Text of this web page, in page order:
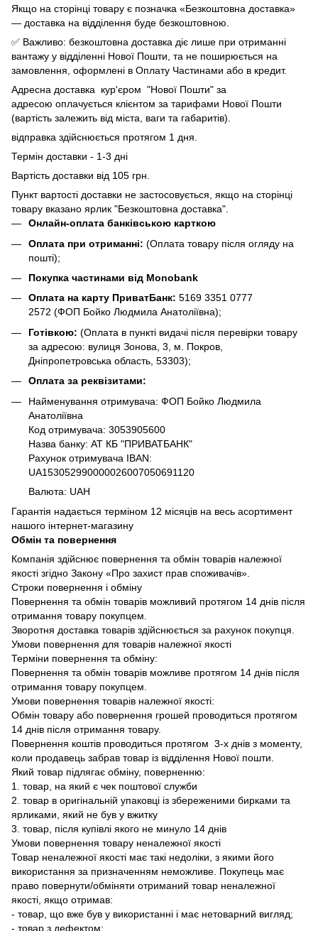
Якщо на сторінці товару є позначка «Безкоштовна доставка»
— доставка на відділення буде безкоштовною.
✅ Важливо: безкоштовна доставка діє лише при отриманні
вантажу у відділенні Нової Пошти, та не поширюється на
замовлення, оформлені в Оплату Частинами або в кредит.
Адресна доставка кур'єром "Нової Пошти" за
адресою оплачується клієнтом за тарифами Нової Пошти
(вартість залежить від міста, ваги та габаритів).
відправка здійснюється протягом 1 дня.
Термін доставки - 1-3 дні
Вартість доставки від 105 грн.
Пункт вартості доставки не застосовується, якщо на сторінці
товару вказано ярлик "Безкоштовна доставка".
Онлайн-оплата банківською карткою
Оплата при отриманні: (Оплата товару після огляду на
пошті);
Покупка частинами від Monobank
Оплата на карту ПриватБанк: 5169 3351 0777
2572 (ФОП Бойко Людмила Анатоліївна);
Готівкою: (Оплата в пункті видачі після перевірки товару
за адресою: вулиця Зонова, 3, м. Покров,
Дніпропетровська область, 53303);
Оплата за реквізитами:
Найменування отримувача: ФОП Бойко Людмила
Анатоліївна
Код отримувача: 3053905600
Назва банку: АТ КБ "ПРИВАТБАНК"
Рахунок отримувача IBAN:
UA153052990000026007050691120
Валюта: UAH
Гарантія надається терміном 12 місяців на весь асортимент
нашого інтернет-магазину
Обмін та повернення
Компанія здійснює повернення та обмін товарів належної
якості згідно Закону «Про захист прав споживачів».
Строки повернення і обміну
Повернення та обмін товарів можливий протягом 14 днів після
отримання товару покупцем.
Зворотня доставка товарів здійснюється за рахунок покупця.
Умови повернення для товарів належної якості
Терміни повернення та обміну:
Повернення та обмін товарів можливе протягом 14 днів після
отримання товару покупцем.
Умови повернення товарів належної якості:
Обмін товару або повернення грошей проводиться протягом
14 днів після отримання товару.
Повернення коштів проводиться протягом 3-х днів з моменту,
коли продавець забрав товар із відділення Нової пошти.
Який товар підлягає обміну, поверненню:
1. товар, на який є чек поштової служби
2. товар в оригінальній упаковці із збереженими бирками та
ярликами, який не був у вжитку
3. товар, після купівлі якого не минуло 14 днів
Умови повернення товару неналежної якості
Товар неналежної якості має такі недоліки, з якими його
використання за призначенням неможливе. Покупець має
право повернути/обміняти отриманий товар неналежної
якості, якщо отримав:
- товар, що вже був у використанні і має нетоварний вигляд;
- товар з дефектом;